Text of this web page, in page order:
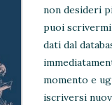
non desideri
puoi
dati dal
momento e
iscriversi